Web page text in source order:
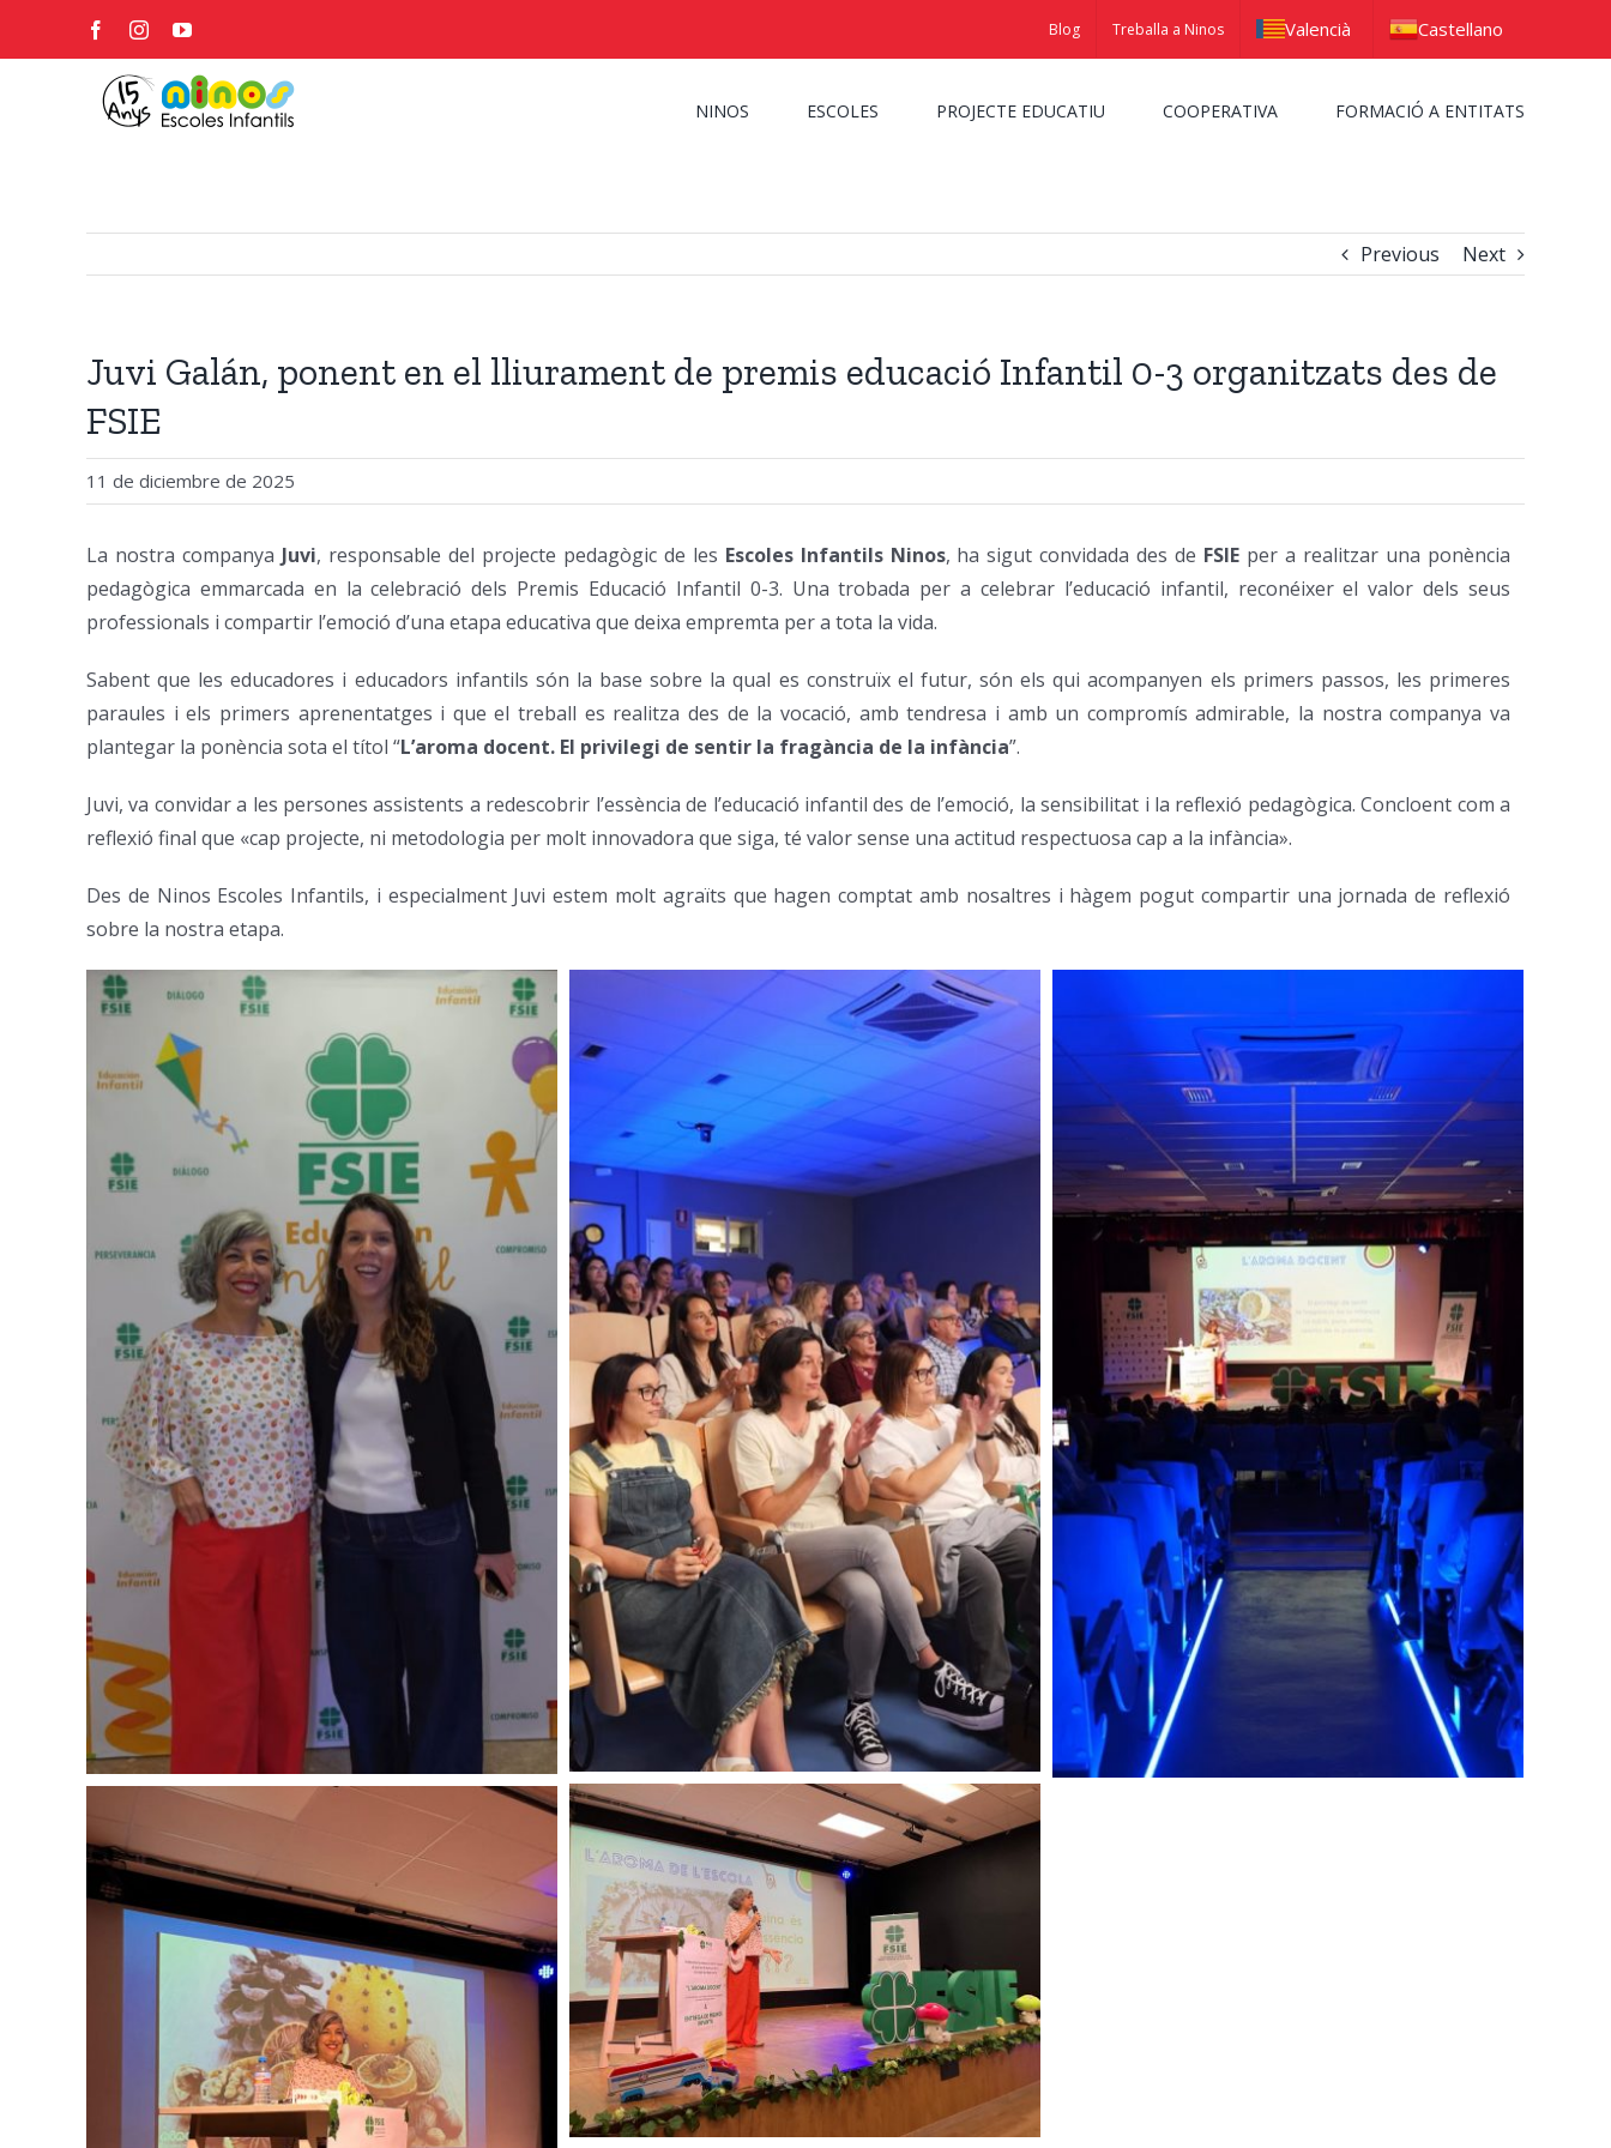
FacebookInstagramYouTube Blog Treballa a Ninos Valencià Castellano
NINOS ESCOLES PROJECTE EDUCATIU COOPERATIVA FORMACIÓ A ENTITATS
Previous Next
Juvi Galán, ponent en el lliurament de premis educació Infantil 0-3 organitzats des de
FSIE
11 de diciembre de 2025
La nostra companya Juvi, responsable del projecte pedagògic de les Escoles Infantils Ninos, ha sigut convidada des de FSIE per a realitzar una ponència
pedagògica emmarcada en la celebració dels Premis Educació Infantil 0-3. Una trobada per a celebrar l’educació infantil, reconéixer el valor dels seus
professionals i compartir l’emoció d’una etapa educativa que deixa empremta per a tota la vida.
Sabent que les educadores i educadors infantils són la base sobre la qual es construïx el futur, són els qui acompanyen els primers passos, les primeres
paraules i els primers aprenentatges i que el treball es realitza des de la vocació, amb tendresa i amb un compromís admirable, la nostra companya va
plantegar la ponència sota el títol “L’aroma docent. El privilegi de sentir la fragància de la infància”.
Juvi, va convidar a les persones assistents a redescobrir l’essència de l’educació infantil des de l’emoció, la sensibilitat i la reflexió pedagògica. Concloent com a
reflexió final que «cap projecte, ni metodologia per molt innovadora que siga, té valor sense una actitud respectuosa cap a la infància».
Des de Ninos Escoles Infantils, i especialment Juvi estem molt agraïts que hagen comptat amb nosaltres i hàgem pogut compartir una jornada de reflexió
sobre la nostra etapa.